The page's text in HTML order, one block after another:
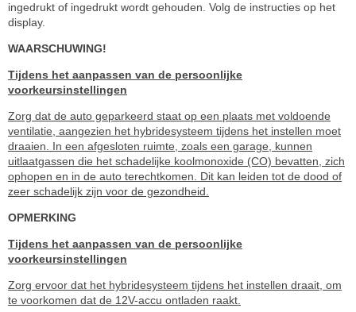
ingedrukt of ingedrukt wordt gehouden. Volg de instructies op het
display.
WAARSCHUWING!
Tijdens het aanpassen van de persoonlijke
voorkeursinstellingen
Zorg dat de auto geparkeerd staat op een plaats met voldoende
ventilatie, aangezien het hybridesysteem tijdens het instellen moet
draaien. In een afgesloten ruimte, zoals een garage, kunnen
uitlaatgassen die het schadelijke koolmonoxide (CO) bevatten, zich
ophopen en in de auto terechtkomen. Dit kan leiden tot de dood of
zeer schadelijk zijn voor de gezondheid.
OPMERKING
Tijdens het aanpassen van de persoonlijke
voorkeursinstellingen
Zorg ervoor dat het hybridesysteem tijdens het instellen draait, om
te voorkomen dat de 12V-accu ontladen raakt.